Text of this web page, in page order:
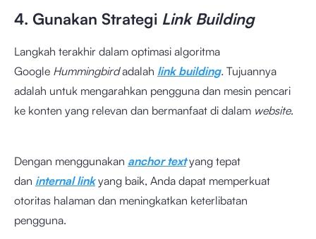
4. Gunakan Strategi Link Building
Langkah terakhir dalam optimasi algoritma
Google Hummingbirdadalah link building. Tujuannya
adalah untuk mengarahkan pengguna dan mesin pencari
ke konten yang relevan dan bermanfaat di dalam website.
Dengan menggunakan anchor text yang tepat
dan internal linkyang baik, Anda dapat memperkuat
otoritas halaman dan meningkatkan keterlibatan
pengguna.